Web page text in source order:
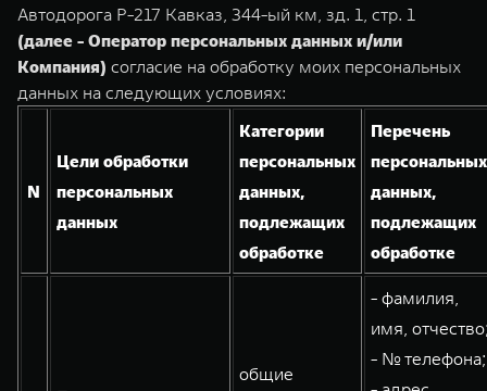
TANK 500
Веди за собой
от 6 499 000 ₽
TANK 700
Сила признания
от 10 199 000 ₽
WEY 07 WEY 05
Эстетика нового времени
от 5 699 000 ₽
Корпоративным клиентам
TANK ФИНАНСЫ
TANK Лизинг
Специальные предложения
Моторные масла
Цифровые сервисы TANK
Автодорога Р-217 Кавказ, 344-ый км, зд. 1, стр. 1
(далее - Оператор персональных данных и/или
Компания) согласие на обработку моих персональных
данных на следующих условиях:
N
Цели обработки
персональных
данных
Категории
персональных
данных,
подлежащих
обработке
Перечень
персональных
данных,
подлежащих
обработке
общие
- фамилия,
имя,
- № телефона;